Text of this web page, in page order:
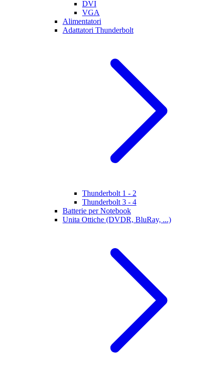
DVI
VGA
Alimentatori
Adattatori Thunderbolt
Thunderbolt 1 - 2
Thunderbolt 3 - 4
Batterie per Notebook
Unita Ottiche (DVDR, BluRay, ...)